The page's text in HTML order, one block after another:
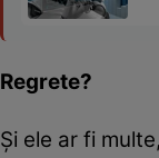
Regrete?
Și ele ar fi